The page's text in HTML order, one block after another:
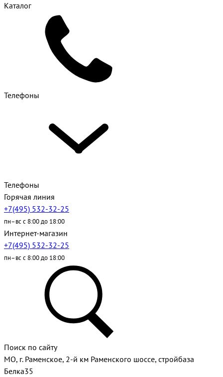
Каталог
Телефоны
Телефоны
Горячая линия
+7(495) 532-32-25
пн–вс с 8:00 до 18:00
Интернет-магазин
+7(495) 532-32-25
пн–вс с 8:00 до 18:00
Поиск по сайту
МО, г. Раменское, 2-й км Раменского шоссе, стройбаза
Белка35